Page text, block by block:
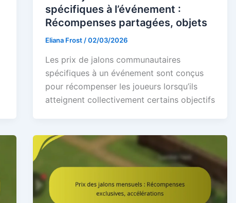
spécifiques à l’événement :
Récompenses partagées, objets
Eliana Frost /02/03/2026
Les prix de jalons communautaires
spécifiques à un événement sont conçus
pour récompenser les joueurs lorsqu’ils
atteignent collectivement certains objectifs